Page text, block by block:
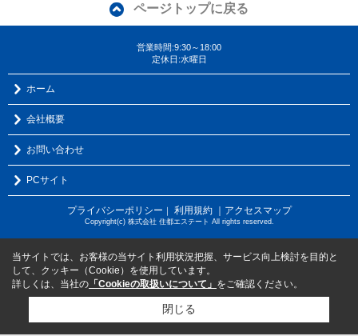
ページトップに戻る
営業時間:9:30～18:00
定休日:水曜日
ホーム
会社概要
お問い合わせ
PCサイト
プライバシーポリシー ｜ 利用規約 ｜アクセスマップ
Copyright(c) 株式会社 住都エステート All rights reserved.
当サイトでは、お客様の当サイト利用状況把握、サービス向上検討を目的と
して、クッキー（Cookie）を使用しています。
詳しくは、当社の 「Cookieの取扱いについて」 をご確認ください。
閉じる